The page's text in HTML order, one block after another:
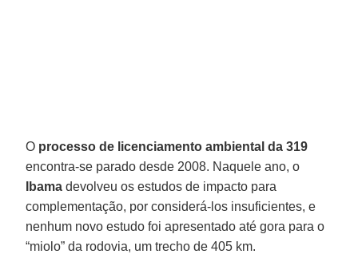
O processo de licenciamento ambiental da 319
encontra-se parado desde 2008. Naquele ano, o
Ibama devolveu os estudos de impacto para
complementação, por considerá-los insuficientes, e
nenhum novo estudo foi apresentado até gora para o
“miolo” da rodovia, um trecho de 405 km.